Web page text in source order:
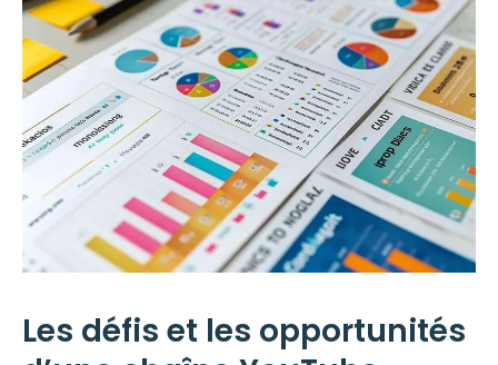
Les défis et les opportunités